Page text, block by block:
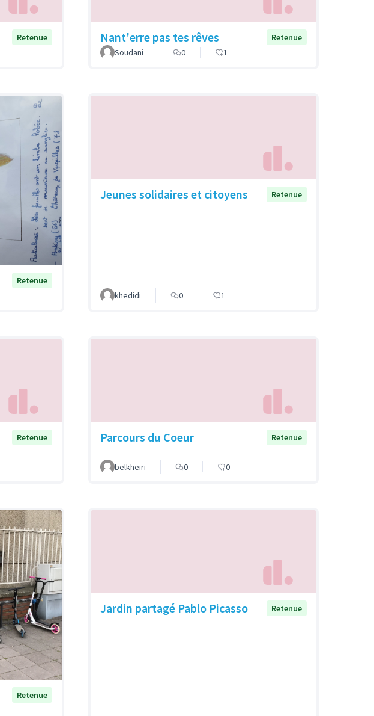
Retenue
Nant'erre pas tes rêves
Retenue
Soudani
0 1
Retenue
Jeunes solidaires et citoyens Retenue
khedidi 0 1
Retenue Parcours du Coeur Retenue
belkheiri 0 0
Retenue
Jardin partagé Pablo Picasso Retenue